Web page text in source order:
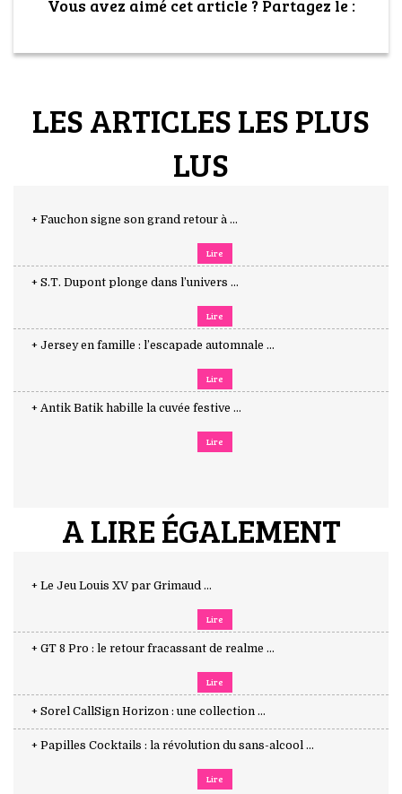
Vous avez aimé cet article ? Partagez le :
LES ARTICLES LES PLUS
LUS
+ Fauchon signe son grand retour à ...
Lire
+ S.T. Dupont plonge dans l’univers ...
Lire
+ Jersey en famille : l’escapade automnale ...
Lire
+ Antik Batik habille la cuvée festive ...
Lire
A LIRE ÉGALEMENT
+ Le Jeu Louis XV par Grimaud ...
Lire
+ GT 8 Pro : le retour fracassant de realme ...
Lire
+ Sorel CallSign Horizon : une collection ...
+ Papilles Cocktails : la révolution du sans-alcool ...
Lire